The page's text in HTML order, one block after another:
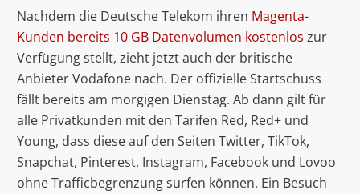
Nachdem die Deutsche Telekom ihren Magenta-
Kunden bereits 10 GB Datenvolumen kostenlos zur
Verfügung stellt, zieht jetzt auch der britische
Anbieter Vodafone nach. Der offizielle Startschuss
fällt bereits am morgigen Dienstag. Ab dann gilt für
alle Privatkunden mit den Tarifen Red, Red+ und
Young, dass diese auf den Seiten Twitter, TikTok,
Snapchat, Pinterest, Instagram, Facebook und Lovoo
ohne Trafficbegrenzung surfen können. Ein Besuch